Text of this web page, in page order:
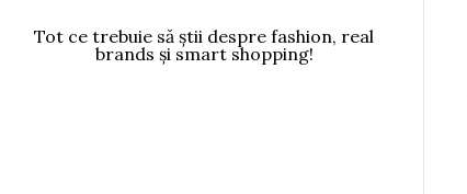
Tot ce trebuie să știi despre fashion, real
brands și smart shopping!